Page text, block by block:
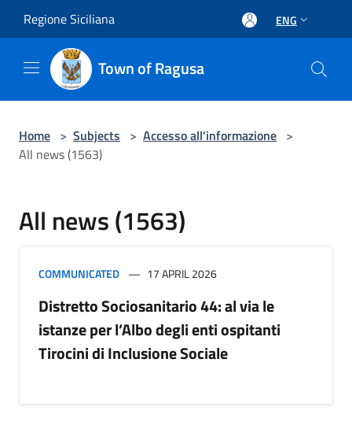
Regione Siciliana ENG
Town of Ragusa
Home > Subjects > Accesso all'informazione >
All news (1563)
All news (1563)
COMMUNICATED 17 APRIL 2026
Distretto Sociosanitario 44: al via le
istanze per l’Albo degli enti ospitanti
Tirocini di Inclusione Sociale